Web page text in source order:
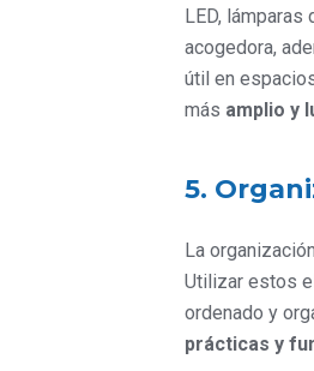
LED,
acogedora,
útil en
más amplio y
5.
La
Utilizar estos
ordenado y
prácticas y